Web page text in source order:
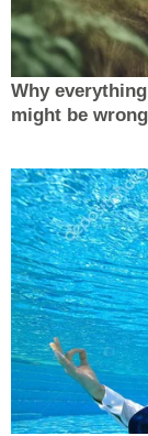
Why
might be wrong